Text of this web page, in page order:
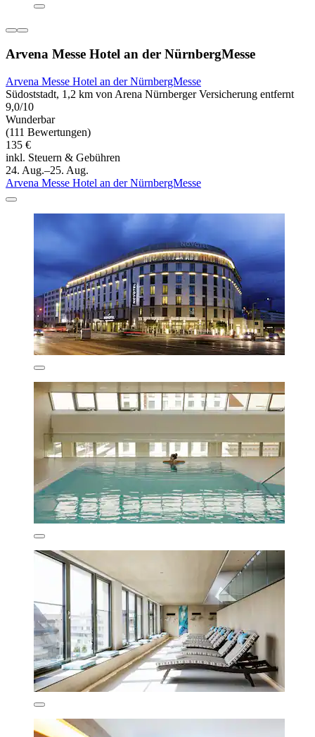
Arvena Messe Hotel an der NürnbergMesse
Arvena Messe Hotel an der NürnbergMesse
Südoststadt, 1,2 km von Arena Nürnberger Versicherung entfernt
9,0/10
Wunderbar
(111 Bewertungen)
135 €
inkl. Steuern & Gebühren
24. Aug.–25. Aug.
Arvena Messe Hotel an der NürnbergMesse